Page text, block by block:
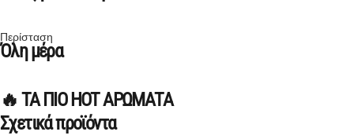
Περίσταση
Όλη μέρα
🔥 ΤΑ ΠΙΟ HOT ΑΡΩΜΑΤΑ
Σχετικά προϊόντα